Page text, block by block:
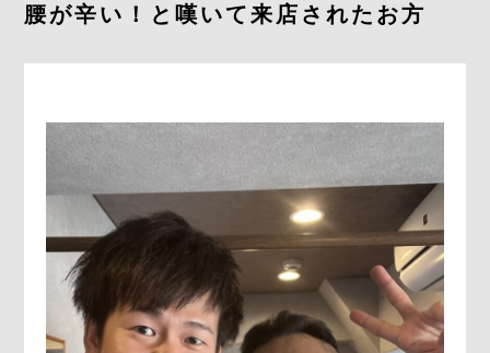
腰が辛い！と嘆いて来店されたお方
予約をする